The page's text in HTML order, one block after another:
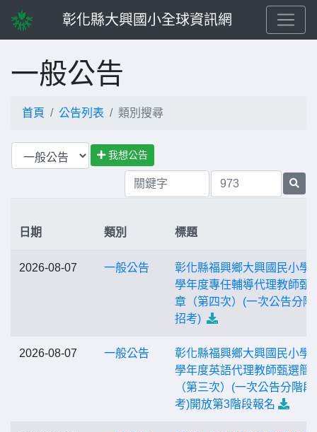
彰化縣大興國小全球資訊網
一般公告
首頁 公告列表 類別搜尋
我想公告
日期 類別 標題
2026-08-07 一般公告
彰化縣福興鄉大興國民小學
學年度專任輔導代理教師甄
章（第四次）(一次公告分階
招考)
2026-08-07 一般公告
彰化縣福興鄉大興國民小學
學年度英語代理教師甄選簡
（第三次）(一次公告分階段
考)開放第3階段報名